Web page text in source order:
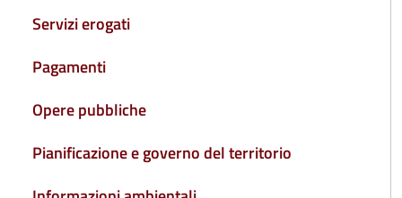
Servizi erogati
Pagamenti
Opere pubbliche
Pianificazione e governo del territorio